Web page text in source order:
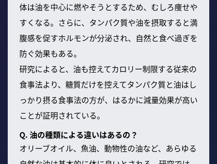
体は油を中心に燃やそうとするため、むしろ痩せや
すくなる。さらに、タンパク質や油を摂取すると満
腹感を促すホルモンが分泌され、自然と食べ過ぎを
防ぐ効果もある。
研究によると、油も控えてカロリー制限する従来の
食事法より、糖質だけを控えてタンパク質と油はし
っかり摂る食事法の方が、はるかに減量効果が高い
ことが証明されている。
Q. 油の種類による違いはあるの？
オリーブオイル、魚油、動物性の油など、あらゆる